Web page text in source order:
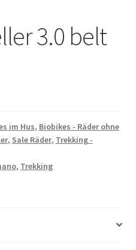
3.0 belt
im Hus, Biobikes - Räder ohne
, Sale Räder, Trekking -
, Trekking